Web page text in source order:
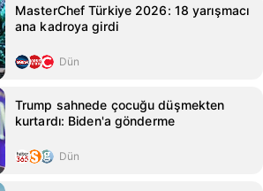
MasterChef Türkiye 2026: 18 yarışmacı
ana kadroya girdi
Dün
Trump sahnede çocuğu düşmekten
kurtardı: Biden'a gönderme
Dün